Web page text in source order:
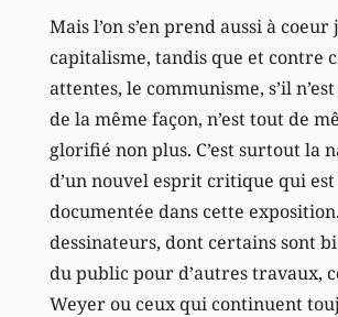
Mais l’on s’en prend aussi à coeur
capitalisme, tandis que et contre
attentes, le communisme, s’il
de la même façon, n’est tout de
glorifié non plus. C’est surtout la
d’un nouvel esprit critique qui
documentée dans cette
dessinateurs, dont certains sont
du public pour d’autres travaux,
Weyer ou ceux qui continuent